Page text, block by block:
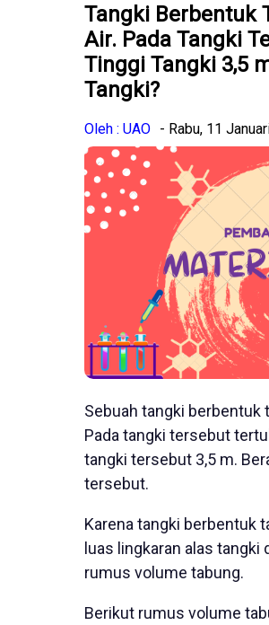
Tangki Berbentuk
Air. Pada Tangki
Tinggi Tangki 3,5
Tangki?
Oleh : UAO - Rabu, 11
Sebuah tangki berbentuk
Pada tangki tersebut
tangki tersebut 3,5 m.
tersebut.
Karena tangki berbentuk
luas lingkaran alas tangki
rumus volume tabung.
Berikut rumus volume